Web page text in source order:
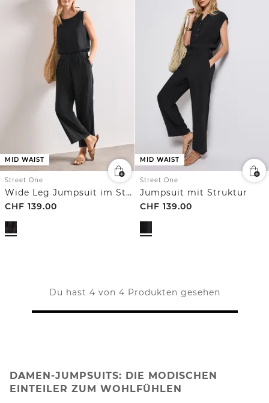
MID WAIST
Street One
Wide Leg Jumpsuit im Strukturmix
CHF 139.00
MID WAIST
Street One
Jumpsuit mit Struktur
CHF 139.00
Du hast 4 von 4 Produkten gesehen
DAMEN-JUMPSUITS: DIE MODISCHEN
EINTEILER ZUM WOHLFÜHLEN